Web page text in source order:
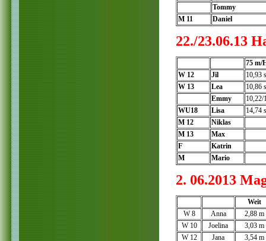
Tommy
M 11
Daniel
22./23.06.13
75 m/
W 12
Jil
10,93 s
W 13
Lea
10,86 s
Emmy
10,22/
WU18
Lisa
14,74 s
M 12
Niklas
M 13
Max
F
Katrin
M
Mario
2. 06.2013
Weit
W 8
Anna
2,88 m
W 10
Joelina
3,03 m
W 12
Jana
3,54 m